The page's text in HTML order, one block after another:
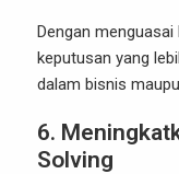
Dengan
keputusan yang
dalam bisnis
6.
Solving